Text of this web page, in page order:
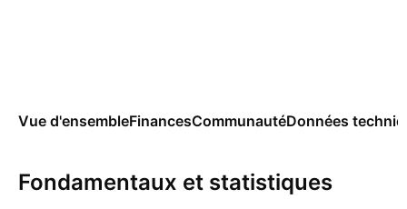
Vue d'ensembleFinancesCommunautéDonnées
Fondamentaux et statistiques